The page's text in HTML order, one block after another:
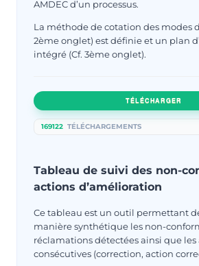
AMDEC d’un processus.
La méthode de cotation des modes
2ème onglet) est définie et un plan
intégré (Cf. 3ème onglet).
TÉLÉCHARGER
169122 TÉLÉCHARGEMENTS
Tableau de suivi des non-
actions d’amélioration
Ce tableau est un outil permettant
manière synthétique les non-
réclamations détectées ainsi que les
consécutives (correction, action